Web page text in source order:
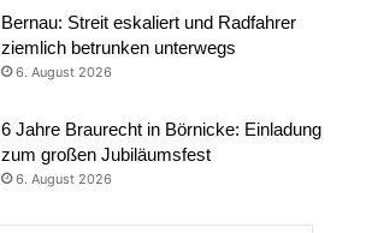
Bernau: Streit eskaliert und Radfahrer
ziemlich betrunken unterwegs
6. August 2026
6 Jahre Braurecht in Börnicke: Einladung
zum großen Jubiläumsfest
6. August 2026